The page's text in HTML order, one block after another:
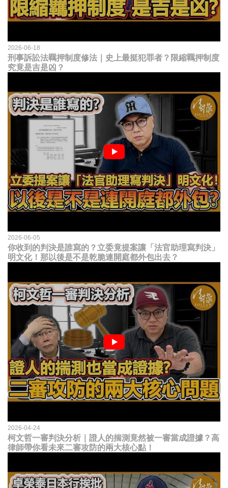
2026-06-18
刑事訴訟法羈押制度修法｜史上最挺犯罪者？限縮羈押制度
究竟是吉是凶？
2026-06-05
你收到的判決是誰寫的？立委竟提案讓「法官助理寫判決」
明文化！那以後是不是乾脆連開庭都外包出去？
2026-04-24
柯文哲一審判決分析｜證人的揣測竟然被一審當成證據？高
律師帶你看未來二審攻防的兩大核心點！